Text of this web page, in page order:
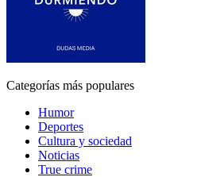
Categorías más populares
Humor
Deportes
Cultura y sociedad
Noticias
True crime